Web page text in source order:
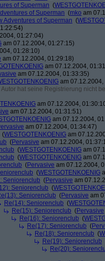
of Superman (
of Superman (mko am
Adventures of Superman (
01:27:04)
am 07.12.2004, 01:27:15)
01:28:10)
am 07.12.2004, 01:29:18)
am 07.12.2004,
am 07.12.2004, 01:33:35)
am
hat seine Registrierung nicht
am 07.12.2004,
am 07.12.2004, 01:31:51)
am 07.12.2004,
am 07.12.2004, 01:34:47)
(WESTGOTENKOENIG am
(Pervasive am 07.12.2004,
(WESTGOTENKOENIG am
(WESTGOTENKOENIG am
(Pervasive am 07.12.2004,
(WESTGOTENKOENIG
Seniorenclub (Pervasive am
Seniorenclub (
Seniorenclub (Pervasive am
Re(14): Seniorenclub (
Re(15): Seniorenclub (Pervasive
Re(16): Seniorenclub (
Re(17): Seniorenclub (
Re(18): Seniorenclub (
Re(19): Seniorenclub
Re(20):